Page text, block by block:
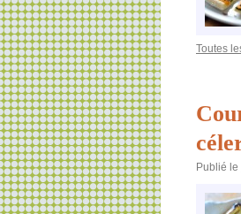
Toutes
Publié le